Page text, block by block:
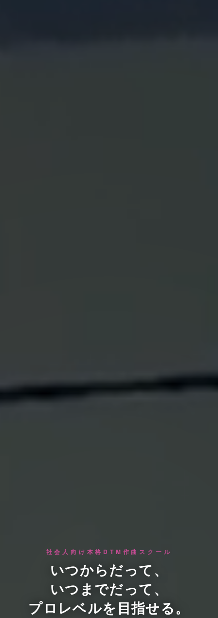
社会人向け本格DTM作曲スクール
いつからだって、
いつまでだって、
プロレベルを目指せる。